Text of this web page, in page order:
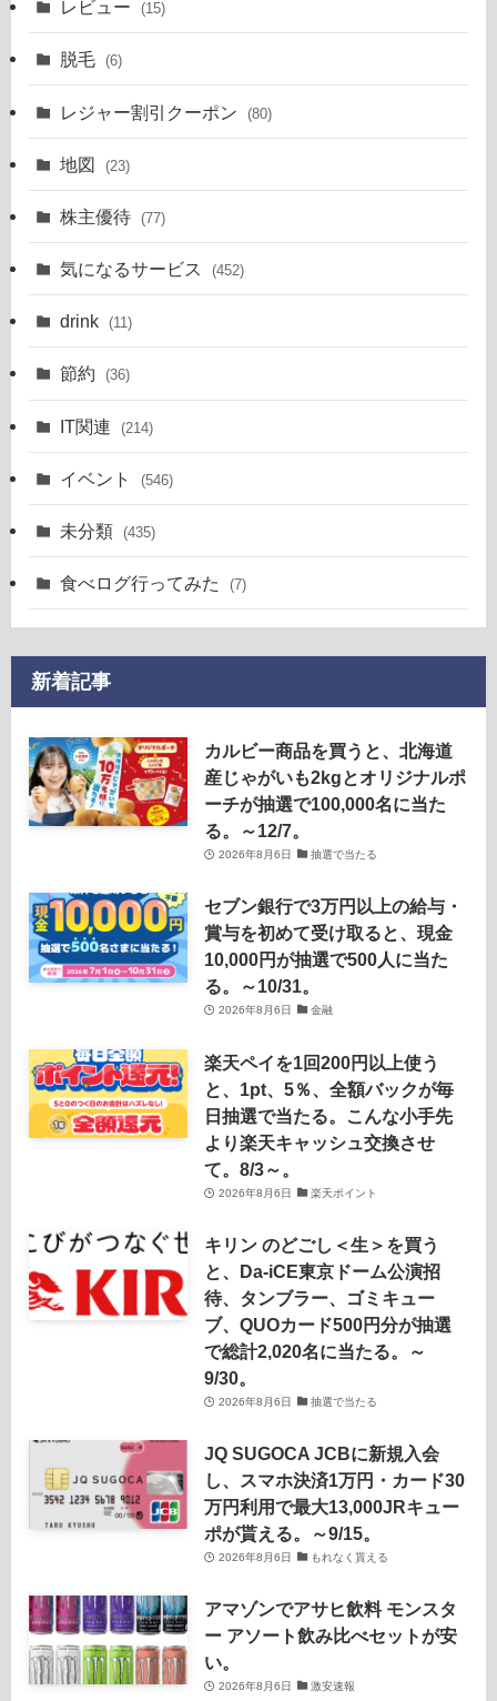
レビュー (15)
脱毛 (6)
レジャー割引クーポン (80)
地図 (23)
株主優待 (77)
気になるサービス (452)
drink (11)
節約 (36)
IT関連 (214)
イベント (546)
未分類 (435)
食べログ行ってみた (7)
新着記事
カルビー商品を買うと、北海道
産じゃがいも2kgとオリジナルポ
ーチが抽選で100,000名に当た
る。～12/7。
2026年8月6日 抽選で当たる
セブン銀行で3万円以上の給与・
賞与を初めて受け取ると、現金
10,000円が抽選で500人に当た
る。～10/31。
2026年8月6日 金融
楽天ペイを1回200円以上使う
と、1pt、5％、全額バックが毎
日抽選で当たる。こんな小手先
より楽天キャッシュ交換させ
て。8/3～。
2026年8月6日 楽天ポイント
キリン のどごし＜生＞を買う
と、Da-iCE東京ドーム公演招
待、タンブラー、ゴミキュー
ブ、QUOカード500円分が抽選
で総計2,020名に当たる。～
9/30。
2026年8月6日 抽選で当たる
JQ SUGOCA JCBに新規入会
し、スマホ決済1万円・カード30
万円利用で最大13,000JRキュー
ポが貰える。～9/15。
2026年8月6日 もれなく貰える
アマゾンでアサヒ飲料 モンスタ
ー アソート飲み比べセットが安
い。
2026年8月6日 激安速報